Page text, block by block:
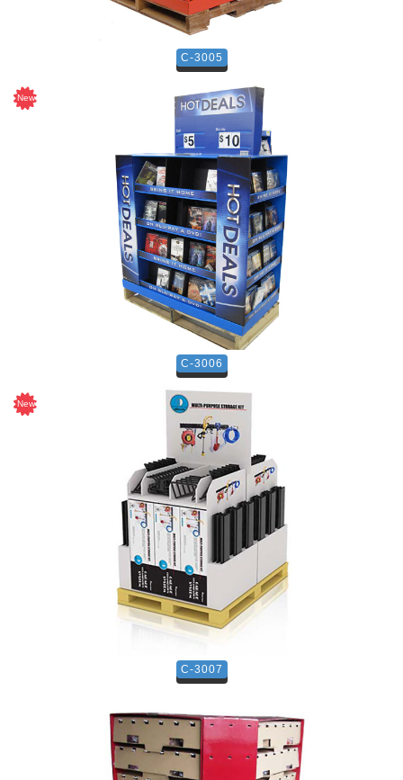
C-3005
C-3006
C-3007